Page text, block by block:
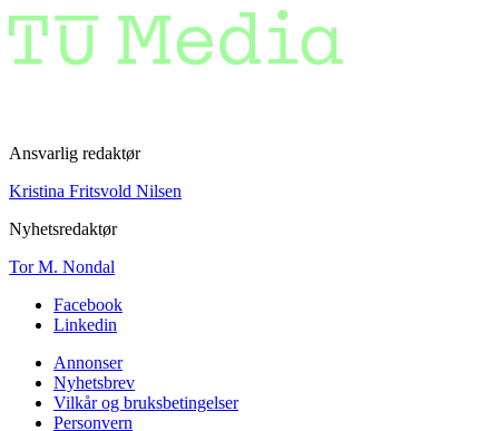
Ansvarlig redaktør
Kristina Fritsvold Nilsen
Nyhetsredaktør
Tor M. Nondal
Facebook
Linkedin
Annonser
Nyhetsbrev
Vilkår og bruksbetingelser
Personvern